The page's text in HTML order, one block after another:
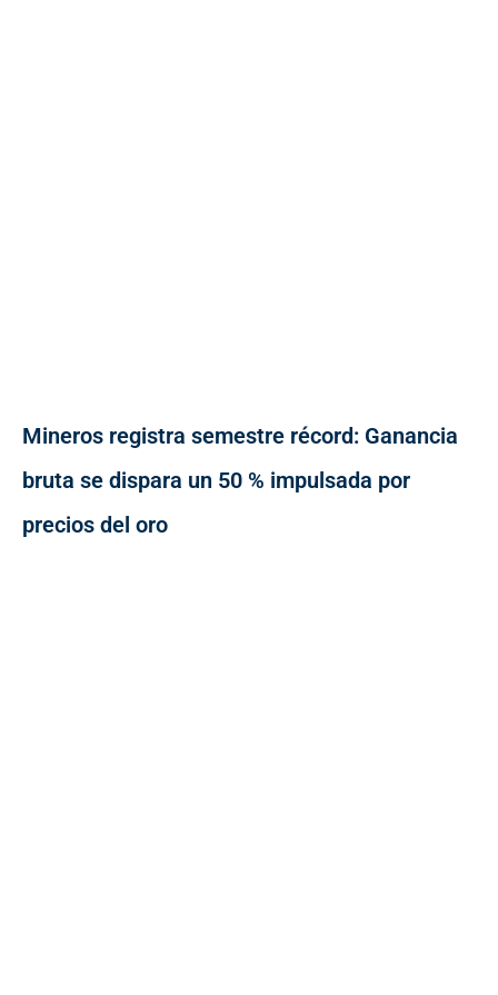
Mineros registra semestre récord: Ganancia
bruta se dispara un 50 % impulsada por
precios del oro